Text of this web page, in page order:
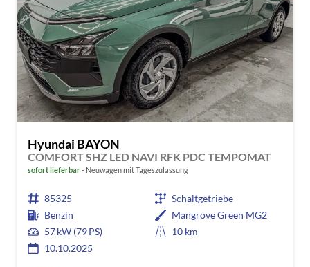
Hyundai BAYON
COMFORT SHZ LED NAVI RFK PDC TEMPOMAT
sofort lieferbar Neuwagen mit Tageszulassung
85325
Schaltgetriebe
Benzin
Mangrove Green MG2
57 kW (79 PS)
10 km
10.10.2025